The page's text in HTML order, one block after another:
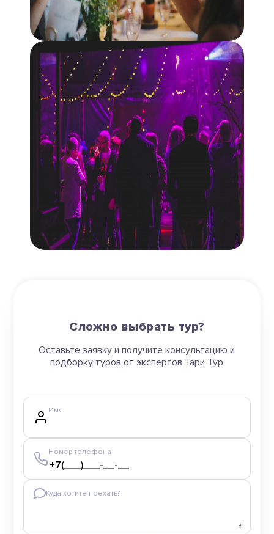
Сложно выбрать тур?
Оставьте заявку и получите консультацию и
подборку туров от экспертов Тари Тур
Имя
Номер телефона
Куда хотите поехать?